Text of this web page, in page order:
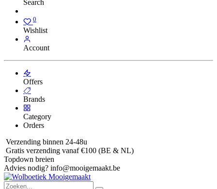
Search
0
Wishlist
Account
Offers
Brands
Category
Orders
Verzending binnen 24-48u
Gratis verzending vanaf €100 (BE & NL)
Topdown breien
Advies nodig? info@mooigemaakt.be